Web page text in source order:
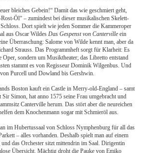
bleiches Gebein!“ Damit das wie geschmiert geht,
Öl“ – zumindest bei dieser musikalischen Skelett-
Dort spielt wie jeden Sommer die Kammeroper
aus Oscar Wildes Das Gespenst von Canterville ein
Überraschung: Salome von Wilde kennt man, aber da
Strauss. Das Programmheft sorgt für Klarheit: Es
Oper, sondern um Musiktheater; das Libretto entstand
stammt es von Regisseur Dominik Wilgenbus. Und
Purcell und Dowland bis Gershwin.
Boston kauft ein Castle in Merry-old-England – samt
Sir Simon, hat anno 1575 seine Frau umgebracht und
Canterville herum. Das stört aber die neureichen
dem Knochenmann sogar mit Schmieröl aus.
im Hubertussaal von Schloss Nymphenburg für all das
– alles vorhanden. Deshalb spielt man auf einem
das Orchester sitzt mittendrin im Saal. Dirigentin
Übersicht. Mächtig droht die Pauke von Emiko